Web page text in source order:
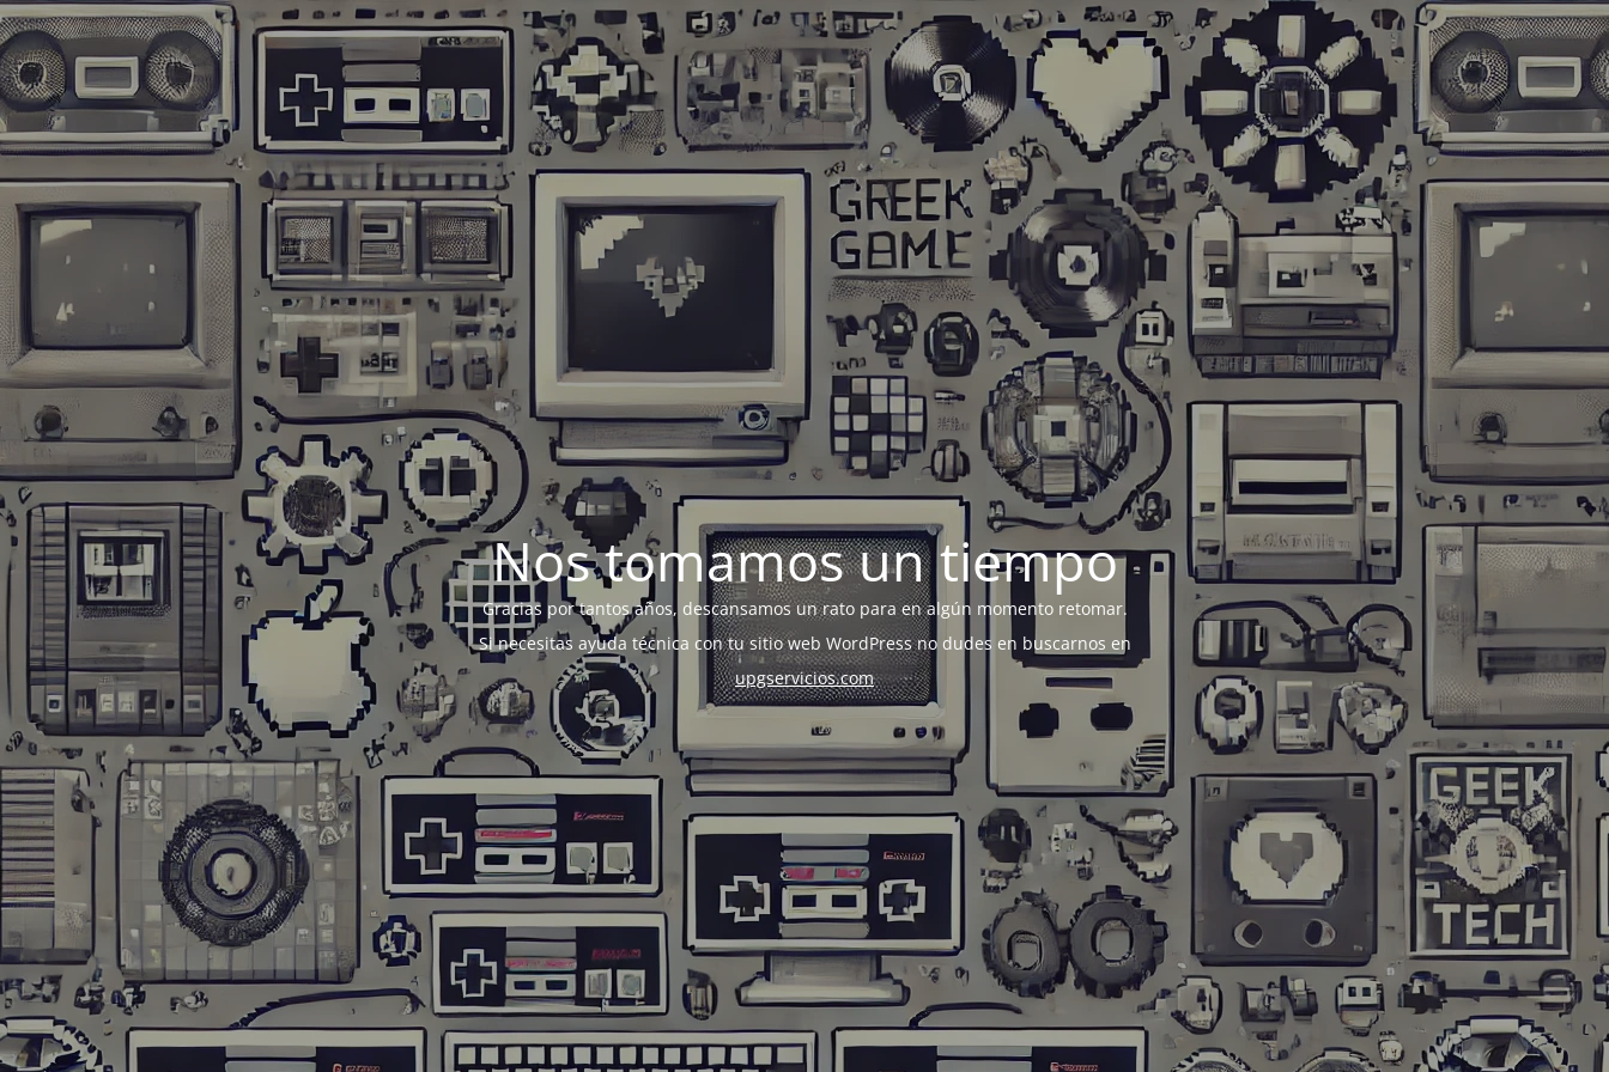
Nos tomamos un tiempo
Gracias por tantos años, descansamos un rato para en algún momento retomar.
Si necesitas ayuda técnica con tu sitio web WordPress no dudes en buscarnos en
upgservicios.com